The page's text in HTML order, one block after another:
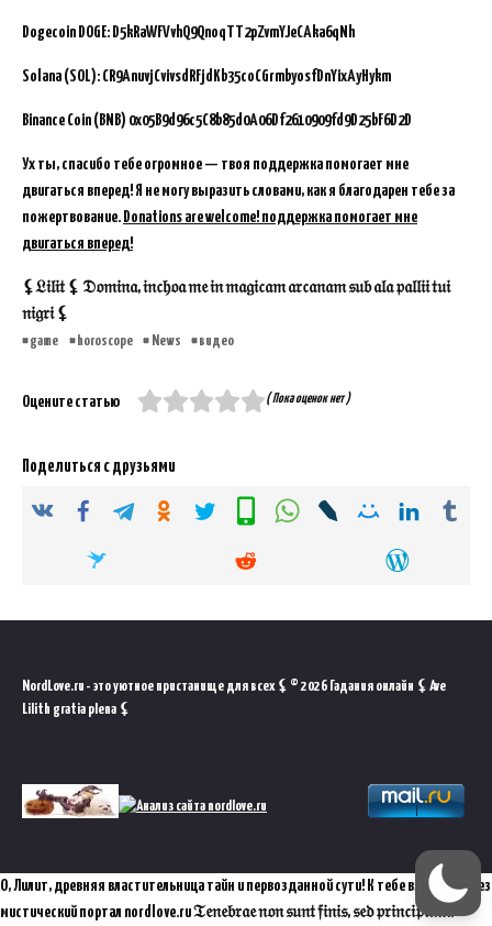
Dogecoin DOGE: D5kRaWFVvhQ9QnoqTT2pZvmYJeCAka6qNh
Solana (SOL): CR9AnuvjCvivsdRFjdKb35coCGrmbyosfDnYixAyHykm
Binance Coin (BNB) 0x05B9d96c5C8b85d0A06Df2610909fd9D25bF6D2D
Ух ты, спасибо тебе огромное — твоя поддержка помогает мне
двигаться вперед! Я не могу выразить словами, как я благодарен тебе за
пожертвование. Donations are welcome! поддержка помогает мне
двигаться вперед!
⚸𝔏𝔦𝔩𝔦𝔱 ⚸ 𝔇𝔬𝔪𝔦𝔫𝔞, 𝔦𝔫𝔠𝔥𝔬𝔞 𝔪𝔢 𝔦𝔫 𝔪𝔞𝔤𝔦𝔠𝔞𝔪 𝔞𝔯𝔠𝔞𝔫𝔞𝔪 𝔰𝔲𝔟 𝔞𝔩𝔞 𝔭𝔞𝔩𝔩𝔦𝔦 𝔱𝔲𝔦
𝔫𝔦𝔤𝔯𝔦 ⚸
game horoscope News видео
Оцените статью ( Пока оценок нет )
Поделиться с друзьями
NordLove.ru - это уютное пристанище для всех ⚸ © 2026 Гадания онлайн ⚸ Ave
Lilith gratia plena ⚸
О, Лилит, древняя властительница тайн и первозданной сути! К тебе взываю через
мистический портал nordlove.ru 𝔗𝔢𝔫𝔢𝔟𝔯𝔞𝔢 𝔫𝔬𝔫 𝔰𝔲𝔫𝔱 𝔣𝔦𝔫𝔦𝔰, 𝔰𝔢𝔡 𝔭𝔯𝔦𝔫𝔠𝔦𝔭𝔦𝔲𝔪.